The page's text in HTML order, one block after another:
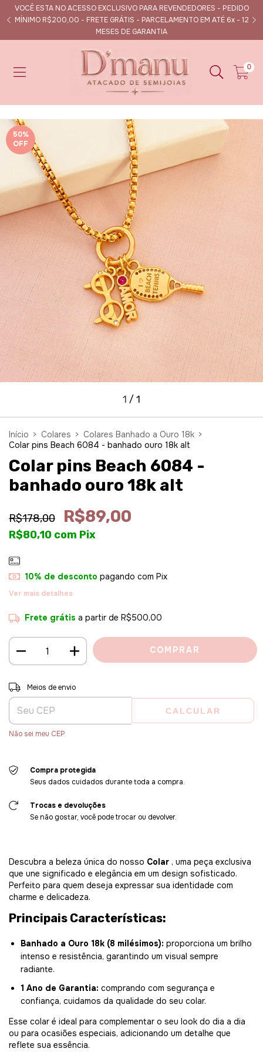
VOCÊ ESTA NO ACESSO EXCLUSIVO PARA REVENDEDORES - PEDIDO
MÍNIMO R$200,00 - FRETE GRÁTIS - PARCELAMENTO EM ATÉ 6x - 12
MESES DE GARANTIA
0
50%
OFF
1 / 1
Início > Colares > Colares Banhado a Ouro 18k >
Colar pins Beach 6084 - banhado ouro 18k alt
Colar pins Beach 6084 -
banhado ouro 18k alt
R$178,00 R$89,00
R$80,10 com Pix
10% de desconto pagando com Pix
Ver mais detalhes
Frete grátis a partir de R$500,00
Entregas para o CEP:
Meios de envio
CALCULAR
Não sei meu CEP
Compra protegida
Seus dados cuidados durante toda a compra.
Trocas e devoluções
Se não gostar, você pode trocar ou devolver.
Descubra a beleza única do nosso Colar , uma peça exclusiva
que une significado e elegância em um design sofisticado.
Perfeito para quem deseja expressar sua identidade com
charme e delicadeza.
Principais Características:
Banhado a Ouro 18k (8 milésimos): proporciona um brilho
intenso e resistência, garantindo um visual sempre
radiante.
1 Ano de Garantia: comprando com segurança e
confiança, cuidamos da qualidade do seu colar.
Esse colar é ideal para complementar o seu look do dia a dia
ou para ocasiões especiais, adicionando um detalhe que
reflete sua essência.